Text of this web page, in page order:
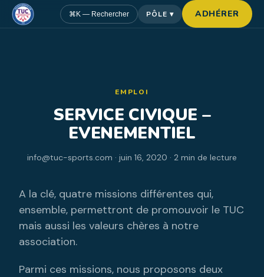
⌘K — Rechercher PÔLE ▾ ADHÉRER
EMPLOI
SERVICE CIVIQUE –
EVENEMENTIEL
info@tuc-sports.com · juin 16, 2020 · 2 min de lecture
A la clé, quatre missions différentes qui,
ensemble, permettront de promouvoir le TUC
mais aussi les valeurs chères à notre
association.
Parmi ces missions, nous proposons deux